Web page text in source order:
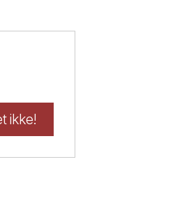
ikke!